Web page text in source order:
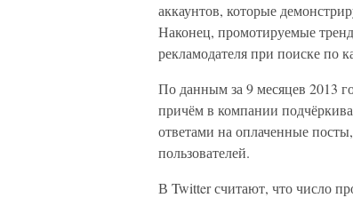
аккаунтов, которые
Наконец, промотируемые
рекламодателя при поиске по
По данным за 9 месяцев 2013
причём в компании
ответами на оплаченные
пользователей.
В Twitter считают, что число